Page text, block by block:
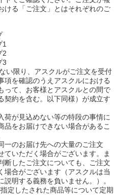
ける「ご注文」とはそれぞれのご
2
3
い限り、アスクルがご注文を受付
項を確認のうえアスクルにおける
って、お客様とアスクルとの間で
契約を含む。以下同様）が成立す
荷が見込めない等の特段の事情に
品をお届けできない場合があるこ
一のお届け先への大量のご注文
ていただく場合がございます。ま
断したご注文についても、ご注文
場合がございます（アスクルは当
明する義務を負いません。）。
定したされた商品等について定期